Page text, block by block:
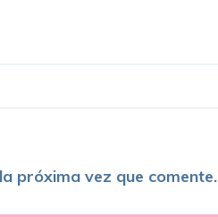
próxima vez que comente.